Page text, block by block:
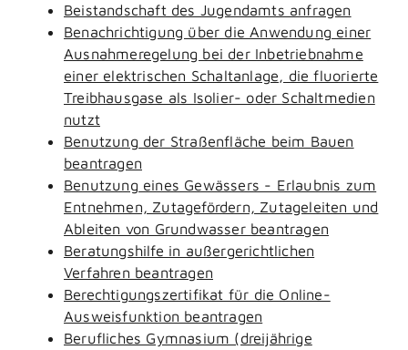
Beistandschaft des Jugendamts anfragen
Benachrichtigung über die Anwendung einer
Ausnahmeregelung bei der Inbetriebnahme
einer elektrischen Schaltanlage, die fluorierte
Treibhausgase als Isolier- oder Schaltmedien
nutzt
Benutzung der Straßenfläche beim Bauen
beantragen
Benutzung eines Gewässers - Erlaubnis zum
Entnehmen, Zutagefördern, Zutageleiten und
Ableiten von Grundwasser beantragen
Beratungshilfe in außergerichtlichen
Verfahren beantragen
Berechtigungszertifikat für die Online-
Ausweisfunktion beantragen
Berufliches Gymnasium (dreijährige